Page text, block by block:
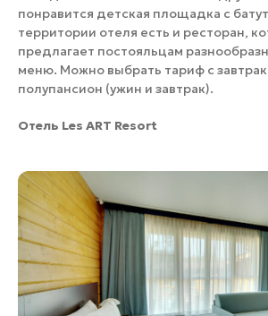
понравится детская площадка с
территории отеля есть и ресторан,
предлагает постояльцам
меню. Можно выбрать тариф с
полупансион (ужин и завтрак).
Отель Les ART Resort